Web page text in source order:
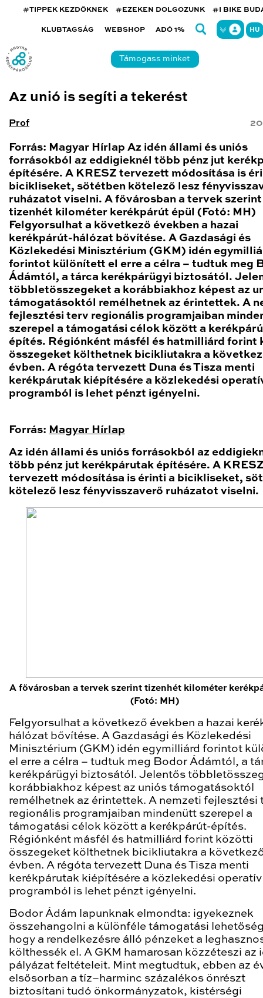
#TIPPEK KEZDŐKNEK #EZEKEN DOLGOZUNK #I BIKE
KLUBTAGSÁG WEBSHOP ADÓ 1% HU
Támogass minket
Az unió is segíti a tekerést
Prof
Forrás: Magyar Hírlap Az idén állami és uniós
forrásokból az eddigieknél több pénz jut
építésére. A KRESZ tervezett módosítása is
bicikliseket, sötétben kötelező lesz
ruházatot viselni. A fővárosban a tervek szerint
tizenhét kilométer kerékpárút épül (Fotó: MH)
Felgyorsulhat a következő években a hazai
kerékpárút-hálózat bővítése. A Gazdasági és
Közlekedési Minisztérium (GKM) idén
forintot különített el erre a célra – tudtuk meg
Ádámtól, a tárca kerékpárügyi biztosától.
többletösszegeket a korábbiakhoz képest az
támogatásoktól remélhetnek az érintettek. A
fejlesztési terv regionális programjaiban
szerepel a támogatási célok között a
építés. Régiónként másfél és hatmilliárd forint
összegeket költhetnek bicikliutakra a
évben. A régóta tervezett Duna és Tisza menti
kerékpárutak kiépítésére a közlekedési
programból is lehet pénzt igényelni.
Forrás: Magyar Hírlap
Az idén állami és uniós forrásokból az
több pénz jut kerékpárutak építésére. A
tervezett módosítása is érinti a bicikliseket,
kötelező lesz fényvisszaverő ruházatot viselni.
A fővárosban a tervek szerint tizenhét kilométer
(Fotó: MH)
Felgyorsulhat a következő években a hazai
hálózat bővítése. A Gazdasági és Közlekedési
Minisztérium (GKM) idén egymilliárd forintot
el erre a célra – tudtuk meg Bodor Ádámtól, a
kerékpárügyi biztosától. Jelentős
korábbiakhoz képest az uniós támogatásoktól
remélhetnek az érintettek. A nemzeti fejlesztési
regionális programjaiban mindenütt szerepel a
támogatási célok között a kerékpárút-építés.
Régiónként másfél és hatmilliárd forint közötti
összegeket költhetnek bicikliutakra a
évben. A régóta tervezett Duna és Tisza menti
kerékpárutak kiépítésére a közlekedési operatív
programból is lehet pénzt igényelni.
Bodor Ádám lapunknak elmondta: igyekeznek
összehangolni a különféle támogatási
hogy a rendelkezésre álló pénzeket a
költhessék el. A GKM hamarosan közzéteszi az
pályázat feltételeit. Mint megtudtuk, ebben az
elsősorban a tíz–harminc százalékos önrészt
biztosítani tudó önkormányzatok, kistérségi